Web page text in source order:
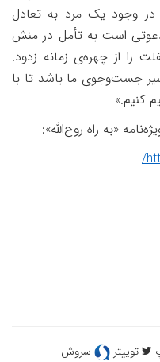
در وجود یک مرد به تعادل
است به تأمل در منش
را از چهره‌ی زمانه زدود.
جست‌وجوی ما باشد تا با
کنیم.»
«به راه روح‌الله»:
توییتر سروش